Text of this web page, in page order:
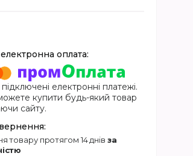
електронні платежі.
купити будь-який товар
сайту.
товару протягом 14 днів за